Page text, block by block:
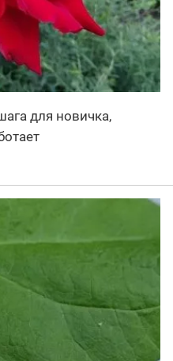
для новичка,